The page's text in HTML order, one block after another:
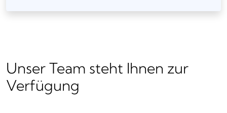
Unser Team steht Ihnen zur
Verfügung